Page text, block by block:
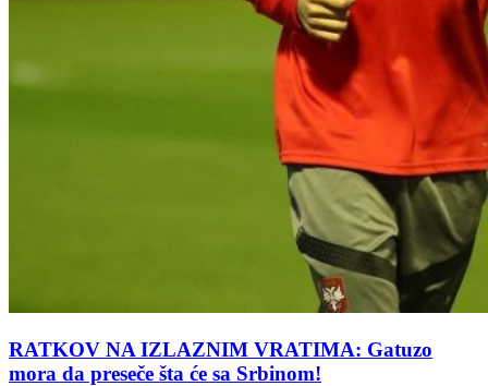
RATKOV NA IZLAZNIM VRATIMA: Gatuzo
mora da preseče šta će sa Srbinom!